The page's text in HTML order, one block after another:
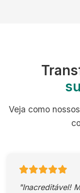
Veja como
"Inacreditável!